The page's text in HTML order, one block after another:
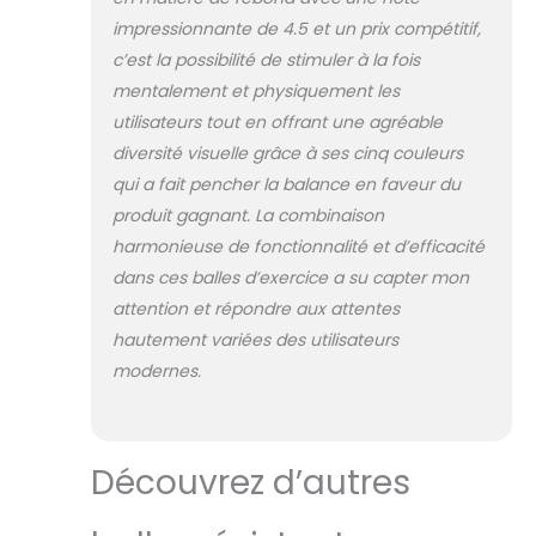
balle, le stimulus
auditif permettra
à votre chien
d'interagir avec ce
jouet et de
toujours rester en
mouvement !
Associer un geste
précis au son de
la balle et éduquer
votre chien
facilement.
[Développer les
Avec sa saveur
pour chiens va
impressionnante de 4.5 et un prix compétitif,
c’est la possibilité de stimuler à la fois
mentalement et physiquement les
utilisateurs tout en offrant une agréable
diversité visuelle grâce à ses cinq couleurs
qui a fait pencher la balance en faveur du
produit gagnant. La combinaison
harmonieuse de fonctionnalité et d’efficacité
dans ces balles d’exercice a su capter mon
attention et répondre aux attentes
hautement variées des utilisateurs
modernes.
Découvrez d’autres